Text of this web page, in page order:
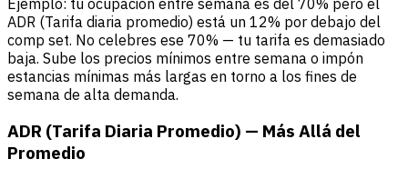
ADR (Tarifa diaria promedio) está un 12% por debajo del
comp set. No celebres ese 70% — tu tarifa es demasiado
baja. Sube los precios mínimos entre semana o impón
estancias mínimas más largas en torno a los fines de
semana de alta demanda.
ADR (Tarifa Diaria Promedio) — Más Allá del
Promedio